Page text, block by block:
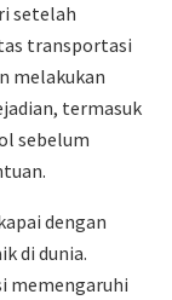
setelah
transportasi
melakukan
termasuk
sebelum
dengan
di dunia.
memengaruhi